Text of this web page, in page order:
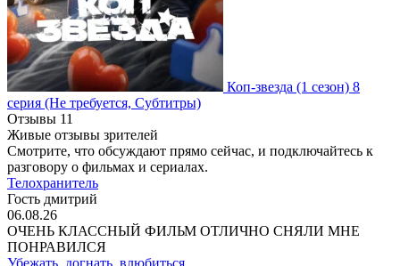
Коп-звезда (1 сезон) 8
серия (Не требуется, Субтитры)
Отзывы 11
Живые отзывы зрителей
Смотрите, что обсуждают прямо сейчас, и подключайтесь к
разговору о фильмах и сериалах.
Телохранитель
Гость дмитрий
06.08.26
ОЧЕНЬ КЛАССНЫЙ ФИЛЬМ ОТЛИЧНО СНЯЛИ МНЕ
ПОНРАВИЛСЯ
Убежать, догнать, влюбиться